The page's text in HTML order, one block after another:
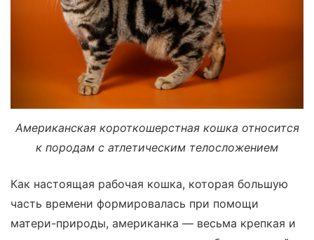
Американская короткошерстная кошка относится
к породам с атлетическим телосложением
Как настоящая рабочая кошка, которая большую
часть времени формировалась при помощи
матери-природы, американка — весьма крепкая и